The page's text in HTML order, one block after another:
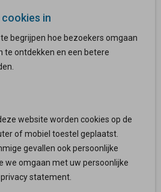
in
begrijpen hoe bezoekers omgaan
ontdekken en een betere
website worden cookies op de
of mobiel toestel geplaatst.
gevallen ook persoonlijke
we omgaan met uw persoonlijke
statement.